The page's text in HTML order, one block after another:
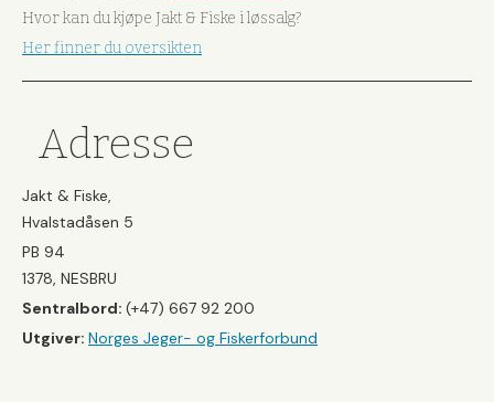
Hvor kan du kjøpe Jakt & Fiske i løssalg?
Her finner du oversikten
Adresse
Jakt & Fiske,
Hvalstadåsen 5
PB 94
1378, NESBRU
Sentralbord: (+47) 667 92 200
Utgiver: Norges Jeger- og Fiskerforbund